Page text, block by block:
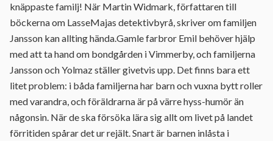
knäppaste familj! När Martin Widmark, författaren till
böckerna om LasseMajas detektivbyrå, skriver om familjen
Jansson kan allting hända.Gamle farbror Emil behöver hjälp
med att ta hand om bondgården i Vimmerby, och familjerna
Jansson och Yolmaz ställer givetvis upp. Det finns bara ett
litet problem: i båda familjerna har barn och vuxna bytt roller
med varandra, och föräldrarna är på värre hyss-humör än
någonsin. När de ska försöka lära sig allt om livet på landet
förritiden spårar det ur rejält. Snart är barnen inlåsta i